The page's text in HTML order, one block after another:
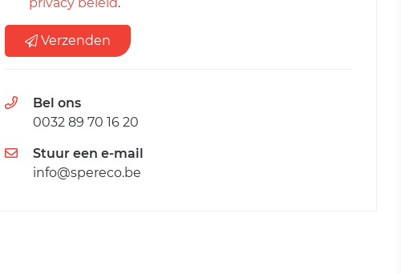
Verzenden
Bel ons
0032 89 70 16 20
Stuur een e-mail
info@spereco.be